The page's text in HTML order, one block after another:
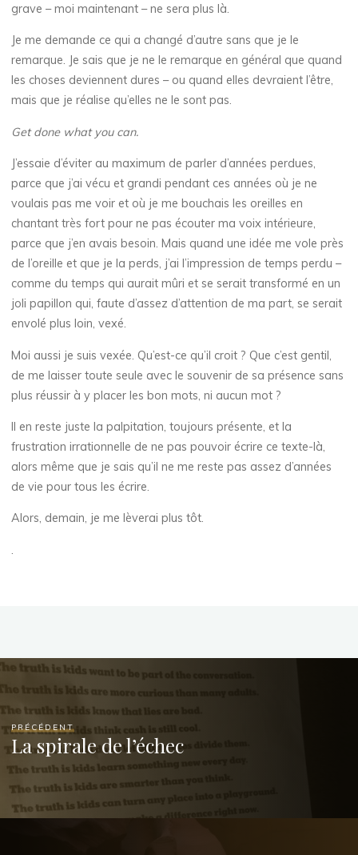
grave – moi maintenant – ne sera plus là.
Je me demande ce qui a changé d’autre sans que je le
remarque. Je sais que je ne le remarque en général que quand
les choses deviennent dures – ou quand elles devraient l’être,
mais que je réalise qu’elles ne le sont pas.
Get done what you can.
J’essaie d’éviter au maximum de parler d’années perdues,
parce que j’ai vécu et grandi pendant ces années où je ne
voulais pas me voir et où je me bouchais les oreilles en
chantant très fort pour ne pas écouter ma voix intérieure,
parce que j’en avais besoin. Mais quand une idée me vole près
de l’oreille et que je la perds, j’ai l’impression de temps perdu –
comme du temps qui aurait mûri et se serait transformé en un
joli papillon qui, faute d’assez d’attention de ma part, se serait
envolé plus loin, vexé.
Moi aussi je suis vexée. Qu’est-ce qu’il croit ? Que c’est gentil,
de me laisser toute seule avec le souvenir de sa présence sans
plus réussir à y placer les bon mots, ni aucun mot ?
Il en reste juste la palpitation, toujours présente, et la
frustration irrationnelle de ne pas pouvoir écrire ce texte-là,
alors même que je sais qu’il ne me reste pas assez d’années
de vie pour tous les écrire.
Alors, demain, je me lèverai plus tôt.
PRÉCÉDENT
La spirale de l’échec